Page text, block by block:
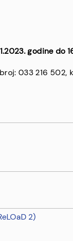
godine do
033 216 502,
2)